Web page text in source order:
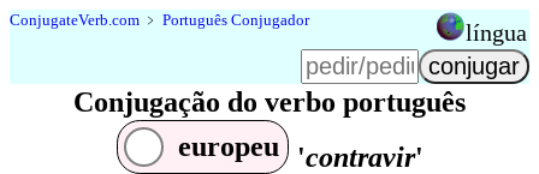
ConjugateVerb.com ﹥ Português Conjugador língua
Conjugação do verbo português
europeu
'contravir'